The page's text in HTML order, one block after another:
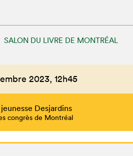
SALON DU LIVRE DE MONTRÉAL
2023, 12h45
jeunesse Desjardins
congrès de Montréal